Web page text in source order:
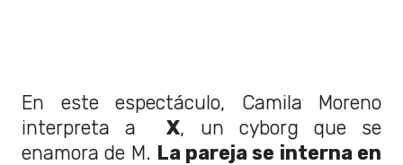
En este espectáculo, Camila Moreno
interpreta aX, un cyborg que se
enamora de M. La pareja se interna en